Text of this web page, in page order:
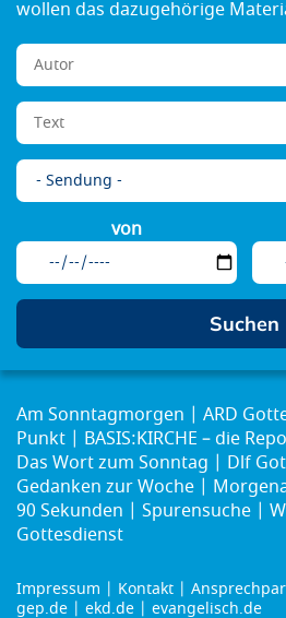
von
Am Sonntagmorgen ARD
Punkt
BASIS:KIRCHE – die
Das Wort zum Sonntag
Dlf
Gedanken zur Woche
90 Sekunden
Spurensuche
Gottesdienst
Impressum Kontakt
gep.de
ekd.de evangelisch.de